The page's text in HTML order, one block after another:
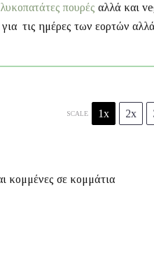
πουρές αλλά και
τις ημέρες των εορτών
SCALE 1x 2x
κομμένες σε κομμάτια